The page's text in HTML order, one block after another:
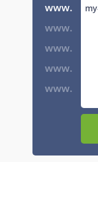
www.
www.
www.
www.
www.